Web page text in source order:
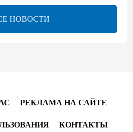
6 августа 2026
солнечной электростанции
товарами
НОВОСТИ
РЕКЛАМА НА САЙТЕ
КОНТАКТЫ